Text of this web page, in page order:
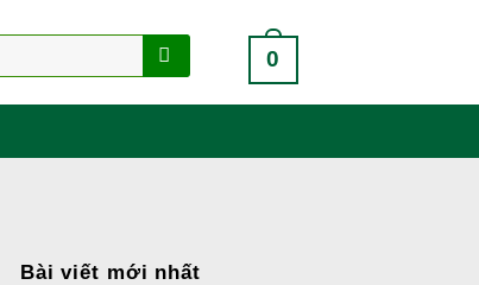
0
Bài viết mới nhất